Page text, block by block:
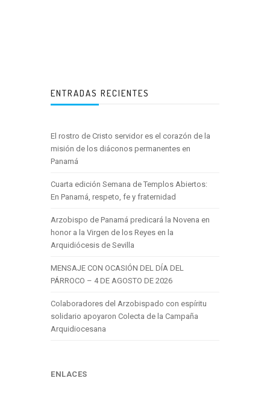
ENTRADAS RECIENTES
El rostro de Cristo servidor es el corazón de la
misión de los diáconos permanentes en
Panamá
Cuarta edición Semana de Templos Abiertos:
En Panamá, respeto, fe y fraternidad
Arzobispo de Panamá predicará la Novena en
honor a la Virgen de los Reyes en la
Arquidiócesis de Sevilla
MENSAJE CON OCASIÓN DEL DÍA DEL
PÁRROCO – 4 DE AGOSTO DE 2026
Colaboradores del Arzobispado con espíritu
solidario apoyaron Colecta de la Campaña
Arquidiocesana
ENLACES